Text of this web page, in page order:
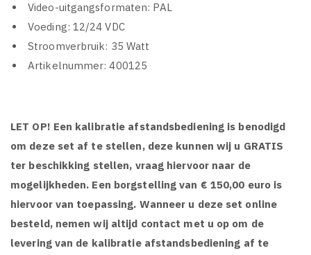
Video-uitgangsformaten: PAL
Voeding: 12/24 VDC
Stroomverbruik: 35 Watt
Artikelnummer: 400125
LET OP! Een kalibratie afstandsbediening is benodigd
om deze set af te stellen, deze kunnen wij u GRATIS
ter beschikking stellen, vraag hiervoor naar de
mogelijkheden. Een borgstelling van € 150,00 euro is
hiervoor van toepassing. Wanneer u deze set online
besteld, nemen wij altijd contact met u op om de
levering van de kalibratie afstandsbediening af te